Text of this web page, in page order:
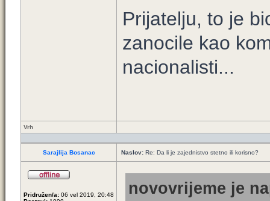
Prijatelju, to je
zanocile kao
nacionalisti...
Vrh
Sarajlija Bosanac Naslov: Re: Da li je zajednistvo stetno ili korisno?
Pridružen/a: 06 vel 2019, 20:48
novovrijeme je